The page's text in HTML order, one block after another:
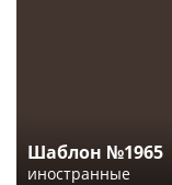
Шаблон №1965
иностранные